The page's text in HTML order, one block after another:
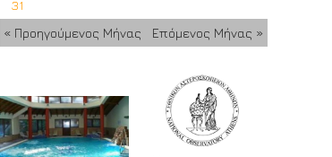
31
« Προηγούμενος Μήνας
Επόμενος Μήνας »